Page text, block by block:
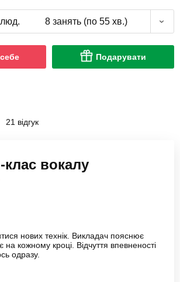
8 занять (по 55 хв.)
Подарувати
21 відгук
вокалу
нових технік. Викладач пояснює
на кожному кроці. Відчуття впевненості
одразу.